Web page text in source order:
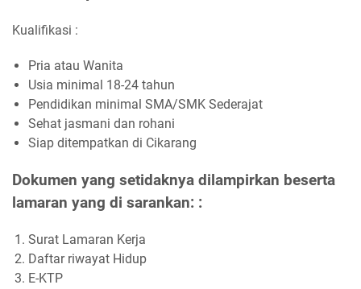
Kualifikasi :
Pria atau Wanita
Usia minimal 18-24 tahun
Pendidikan minimal SMA/SMK Sederajat
Sehat jasmani dan rohani
Siap ditempatkan di Cikarang
Dokumen yang setidaknya dilampirkan beserta
lamaran yang di sarankan: :
Surat Lamaran Kerja
Daftar riwayat Hidup
E-KTP